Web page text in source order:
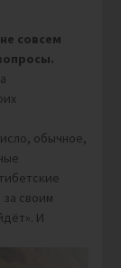
совсем
обычное,
своим
И